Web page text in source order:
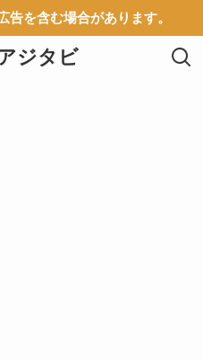
告を含む場合があります。
ジタビ